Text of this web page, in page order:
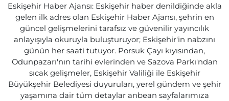
Eskişehir Haber Ajansı: Eskişehir haber denildiğinde akla
gelen ilk adres olan Eskişehir Haber Ajansı, şehrin en
güncel gelişmelerini tarafsız ve güvenilir yayıncılık
anlayışıyla okuruyla buluşturuyor; Eskişehir'in nabzını
günün her saati tutuyor. Porsuk Çayı kıyısından,
Odunpazarı'nın tarihi evlerinden ve Sazova Parkı'ndan
sıcak gelişmeler, Eskişehir Valiliği ile Eskişehir
Büyükşehir Belediyesi duyuruları, yerel gündem ve şehir
yaşamına dair tüm detaylar anbean sayfalarımıza